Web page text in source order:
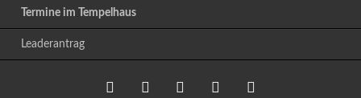
Termine im Tempelhaus
Leaderantrag